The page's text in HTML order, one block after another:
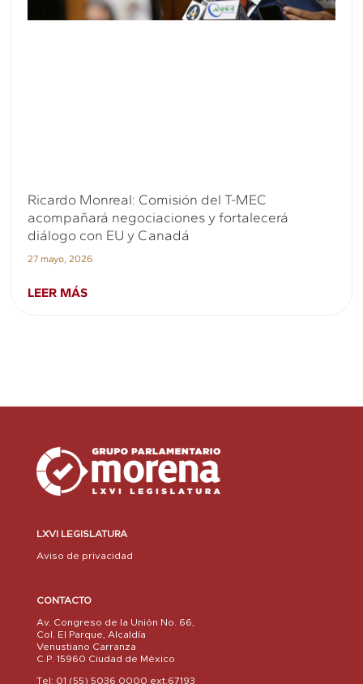
Ricardo Monreal: Comisión del T-MEC
acompañará negociaciones y fortalecerá
diálogo con EU y Canadá
27 mayo, 2026
LEER MÁS
LXVI LEGISLATURA
Aviso de privacidad
CONTACTO
Av. Congreso de la Unión No. 66,
Col. El Parque, Alcaldía
Venustiano Carranza
C.P. 15960 Ciudad de México
Tel: 01 (55) 5036 0000 ext.67193